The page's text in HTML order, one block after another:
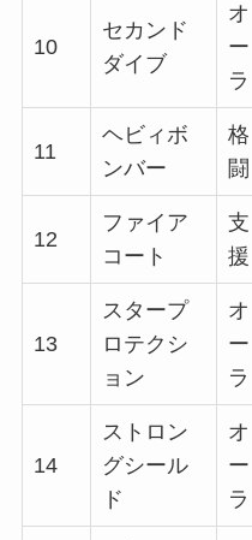
10
セカンド
ダイブ
オ
ー
ラ
11
ヘビィボ
ンバー
格
闘
12
ファイア
コート
支
援
13
スタープ
ロテクシ
ョン
オ
ー
ラ
14
ストロン
グシール
ド
オ
ー
ラ